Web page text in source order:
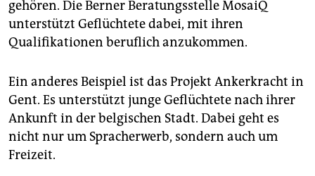
gehören. Die Berner Beratungsstelle ­MosaiQ
unterstützt Geflüchtete dabei, mit ihren
Qualifikationen beruflich anzukommen.
Ein anderes Beispiel ist das Projekt Ankerkracht in
Gent. Es unterstützt junge Geflüchtete nach ihrer
Ankunft in der belgischen Stadt. Dabei geht es
nicht nur um Spracherwerb, sondern auch um
Freizeit.